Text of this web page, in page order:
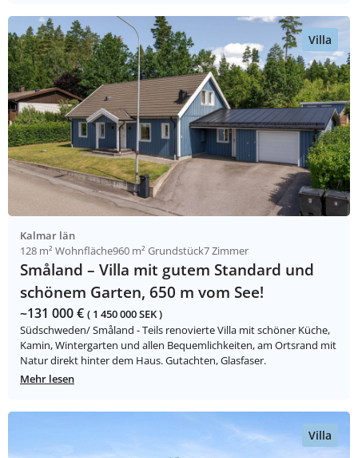
Villa
Kalmar län
128 m² Wohnfläche960 m² Grundstück7 Zimmer
Småland – Villa mit gutem Standard und
schönem Garten, 650 m vom See!
~131 000 € ( 1 450 000 SEK )
Südschweden/ Småland - Teils renovierte Villa mit schöner Küche,
Kamin, Wintergarten und allen Bequemlichkeiten, am Ortsrand mit
Natur direkt hinter dem Haus. Gutachten, Glasfaser.
Mehr lesen
Villa